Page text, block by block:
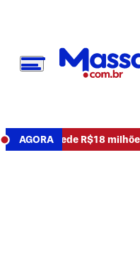
AGORA
e pede R$18 milhões •